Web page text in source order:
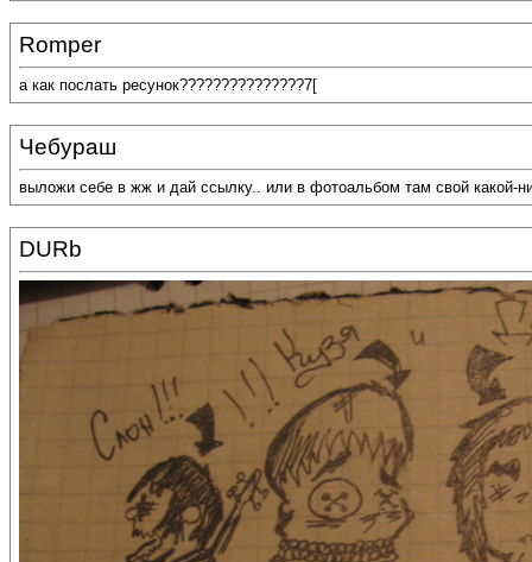
Romper
а как послать ресунок???????????????7[
Чебураш
выложи себе в жж и дай ссылку.. или в фотоальбом там свой какой-
DURb